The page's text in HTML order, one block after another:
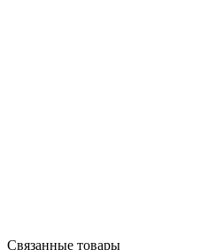
Связанные товары